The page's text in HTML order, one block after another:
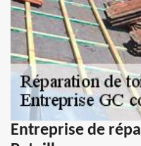
Entreprise de